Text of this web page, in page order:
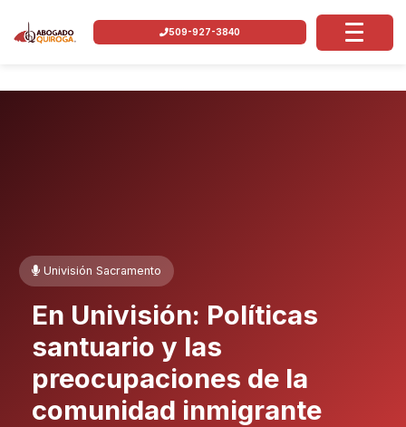
509-927-3840
Univisión Sacramento
En Univisión: Políticas
santuario y las
preocupaciones de la
comunidad inmigrante